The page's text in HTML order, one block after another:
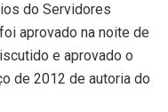
do Servidores
aprovado na noite de
e aprovado o
de 2012 de autoria do